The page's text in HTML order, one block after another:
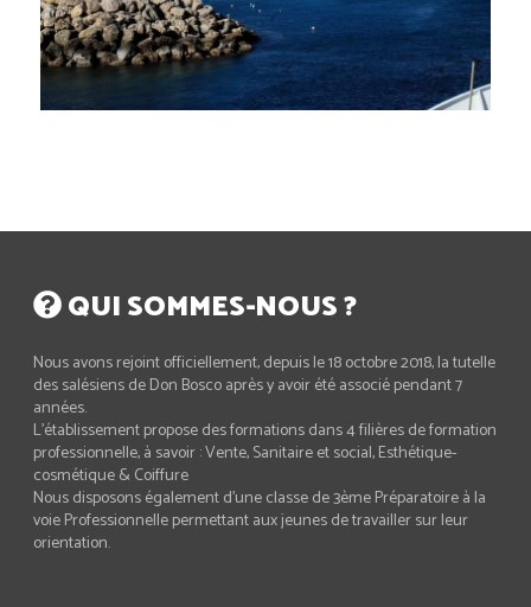
QUI SOMMES-NOUS ?
Nous avons rejoint officiellement, depuis le 18 octobre 2018, la tutelle
des salésiens de Don Bosco après y avoir été associé pendant 7
années.
L’établissement propose des formations dans 4 filières de formation
professionnelle, à savoir : Vente, Sanitaire et social, Esthétique-
cosmétique & Coiffure
Nous disposons également d’une classe de 3ème Préparatoire à la
voie Professionnelle permettant aux jeunes de travailler sur leur
orientation.